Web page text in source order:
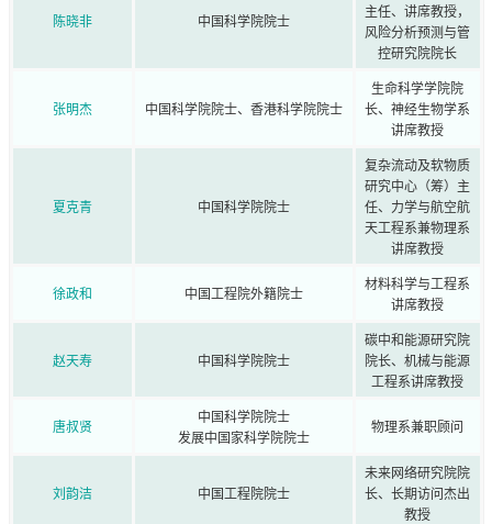
陈晓非 中国科学院院士
主任、讲席教授，
风险分析预测与管
控研究院院长
张明杰 中国科学院院士、香港科学院院士
生命科学学院院
长、神经生物学系
讲席教授
夏克青 中国科学院院士
复杂流动及软物质
研究中心（筹）主
任、力学与航空航
天工程系兼物理系
讲席教授
徐政和 中国工程院外籍院士
材料科学与工程系
讲席教授
赵天寿 中国科学院院士
碳中和能源研究院
院长、机械与能源
工程系讲席教授
唐叔贤
中国科学院院士
发展中国家科学院院士
物理系兼职顾问
刘韵洁 中国工程院院士
未来网络研究院院
长、长期访问杰出
教授